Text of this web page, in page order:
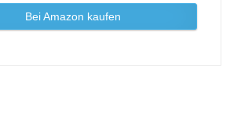
Bei Amazon kaufen